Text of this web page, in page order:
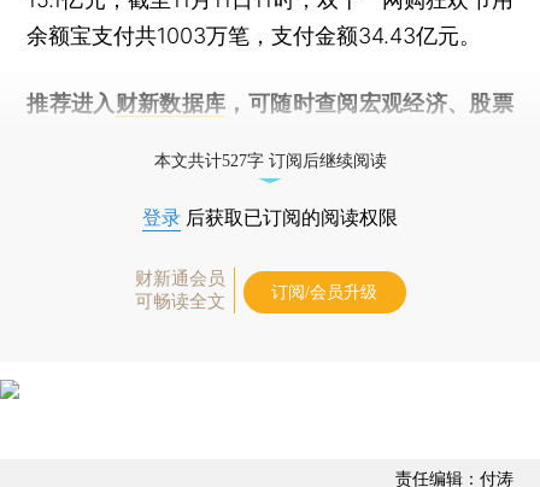
余额宝支付共1003万笔，支付金额34.43亿元。
推荐进入 财新数据库 ，可随时查阅宏观经济、股票
本文共计527字 订阅后继续阅读
登录 后获取已订阅的阅读权限
财新通会员
可畅读全文
订阅/会员升级
责任编辑：付涛